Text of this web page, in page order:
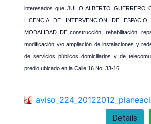
interesados que JULIO ALBERTO GUERRERO
LICENCIA DE INTERVENCION DE
MODALIDAD DE construcción, rehabilitación,
modificación y/o ampliación de instalaciones y
de servicios públicos domiciliarios y de
predio ubicado en la Calle 16 No. 33-16.
Details